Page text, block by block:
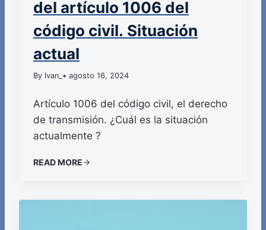
del artículo 1006 del
código civil. Situación
actual
By Ivan_ • agosto 16, 2024
Artículo 1006 del código civil, el derecho
de transmisión. ¿Cuál es la situación
actualmente ?
READ MORE